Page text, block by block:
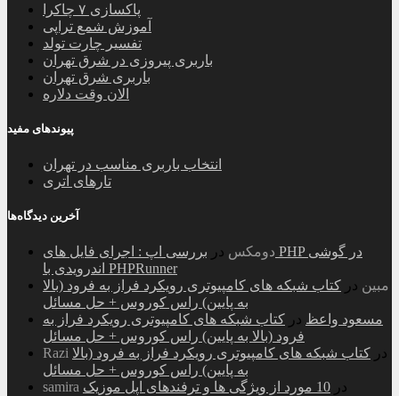
پاکسازی ۷ چاکرا
آموزش شمع تراپی
تفسیر چارت تولد
باربری پیروزی در شرق تهران
باربری شرق تهران
الان وقت دلاره
پیوندهای مفید
انتخاب باربری مناسب در تهران
تارهای اتری
آخرین دیدگاه‌ها
دومکس در بررسی اپ : اجرای فایل های PHP در گوشی
اندرویدی با PHPRunner
مبین در کتاب شبکه های کامپیوتری رویکرد فراز به فرود (بالا
به پایین) راس کوروس + حل مسائل
مسعود واعظ در کتاب شبکه های کامپیوتری رویکرد فراز به
فرود (بالا به پایین) راس کوروس + حل مسائل
Razi
در کتاب شبکه های کامپیوتری رویکرد فراز به فرود (بالا
به پایین) راس کوروس + حل مسائل
samira
در 10 مورد از ویژگی ها و ترفندهای اپل موزیک